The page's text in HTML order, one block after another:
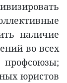
наличие
во всех
профсоюзы;
юристов